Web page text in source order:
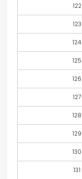
122
123
124
125
126
127
128
129
130
131